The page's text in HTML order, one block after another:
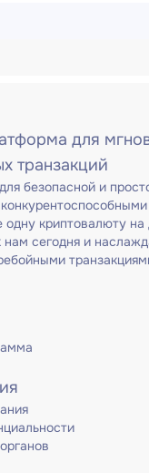
для
транзакций
безопасной и
одну криптовалюту на
нам сегодня и